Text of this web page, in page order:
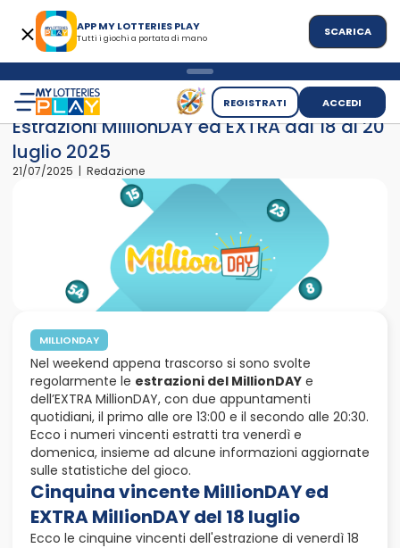
APP MY LOTTERIES PLAY
Tutti i giochi a portata di mano SCARICA
REGISTRATI ACCEDI
Home>News> Estrazioni MillionDAY ed EXTRA dal 18 al 20
Estrazioni MillionDAY ed EXTRA dal 18 al 20
luglio 2025
21/07/2025 | Redazione
MILLIONDAY
Nel weekend appena trascorso si sono svolte
regolarmente le estrazioni del MillionDAY e
dell’EXTRA MillionDAY, con due appuntamenti
quotidiani, il primo alle ore 13:00 e il secondo alle 20:30.
Ecco i numeri vincenti estratti tra venerdì e
domenica, insieme ad alcune informazioni aggiornate
sulle statistiche del gioco.
Cinquina vincente MillionDAY ed
EXTRA MillionDAY del 18 luglio
Ecco le cinquine vincenti dell'estrazione di venerdì 18